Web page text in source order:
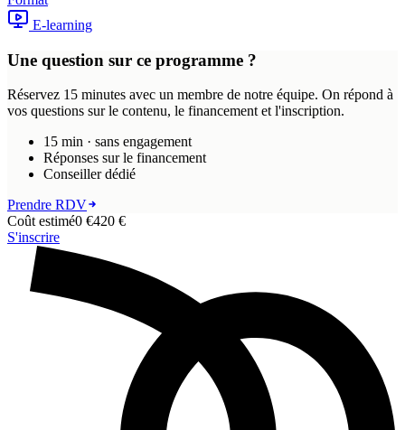
E-learning
Une question sur ce programme ?
Réservez 15 minutes avec un membre de notre équipe. On répond à
vos questions sur le contenu, le financement et l'inscription.
15 min · sans engagement
Réponses sur le financement
Conseiller dédié
Prendre RDV
Coût estimé0 €420 €
S'inscrire